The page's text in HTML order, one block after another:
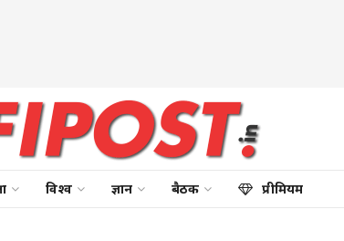
विश्व ज्ञान बैठक प्रीमियम